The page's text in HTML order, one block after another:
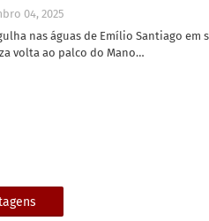
04, 2025
nas águas de Emílio Santiago em
volta ao palco do Mano…